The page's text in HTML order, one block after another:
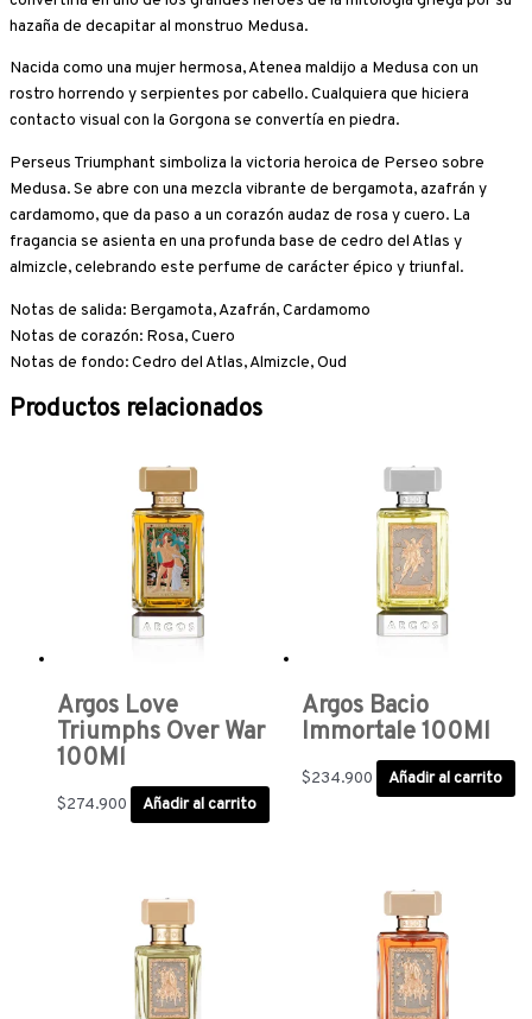
hazaña de decapitar al monstruo Medusa.
Nacida como una mujer hermosa, Atenea maldijo a Medusa con un
rostro horrendo y serpientes por cabello. Cualquiera que hiciera
contacto visual con la Gorgona se convertía en piedra.
Perseus Triumphant simboliza la victoria heroica de Perseo sobre
Medusa. Se abre con una mezcla vibrante de bergamota, azafrán y
cardamomo, que da paso a un corazón audaz de rosa y cuero. La
fragancia se asienta en una profunda base de cedro del Atlas y
almizcle, celebrando este perfume de carácter épico y triunfal.
Notas de salida: Bergamota, Azafrán, Cardamomo
Notas de corazón: Rosa, Cuero
Notas de fondo: Cedro del Atlas, Almizcle, Oud
Productos relacionados
Argos Love
Triumphs Over War
100Ml
$274.900 Añadir al carrito
Argos Bacio
Immortale 100Ml
$234.900 Añadir al carrito